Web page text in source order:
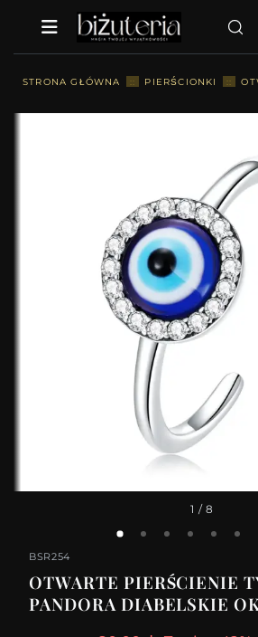
STRONA GŁÓWNA :: PIERŚCIONKI ::
1 / 8
BSR254
OTWARTE PIERŚCIENIE
PANDORA DIABELSKIE